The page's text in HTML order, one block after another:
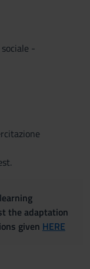
-
the adaptation
given HERE